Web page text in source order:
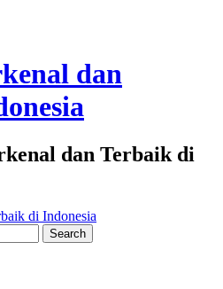
dan
dan Terbaik di